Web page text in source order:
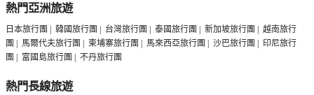
熱門亞洲旅遊
日本旅行團 | 韓國旅行團 | 台灣旅行團 | 泰國旅行團 | 新加坡旅行團 | 越南旅行
團 | 馬爾代夫旅行團 | 柬埔寨旅行團 | 馬來西亞旅行團 | 沙巴旅行團 | 印尼旅行
團 | 富國島旅行團 | 不丹旅行團
熱門長線旅遊